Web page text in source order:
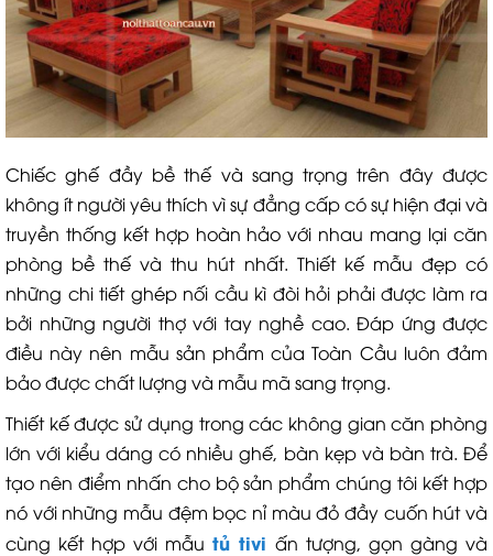
Chiếc ghế đầy bề thế và sang trọng trên đây được
không ít người yêu thích vì sự đẳng cấp có sự hiện đại và
truyền thống kết hợp hoàn hảo với nhau mang lại căn
phòng bề thế và thu hút nhất. Thiết kế mẫu đẹp có
những chi tiết ghép nối cầu kì đòi hỏi phải được làm ra
bởi những người thợ với tay nghề cao. Đáp ứng được
điều này nên mẫu sản phẩm của Toàn Cầu luôn đảm
bảo được chất lượng và mẫu mã sang trọng.
Thiết kế được sử dụng trong các không gian căn phòng
lớn với kiểu dáng có nhiều ghế, bàn kẹp và bàn trà. Để
tạo nên điểm nhấn cho bộ sản phẩm chúng tôi kết hợp
nó với những mẫu đệm bọc nỉ màu đỏ đầy cuốn hút và
cùng kết hợp với mẫu tủ tivi ấn tượng, gọn gàng và